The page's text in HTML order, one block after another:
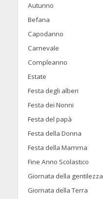
Autunno
Befana
Capodanno
Carnevale
Compleanno
Estate
Festa degli alberi
Festa dei Nonni
Festa del papà
Festa della Donna
Festa della Mamma
Fine Anno Scolastico
Giornata della gentilezza
Giornata della Terra